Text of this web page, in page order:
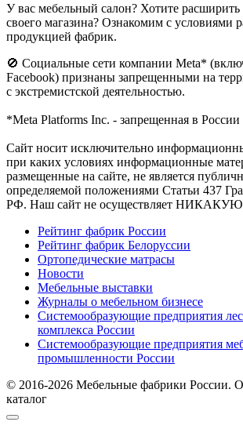
У вас мебельный салон? Хотите расширить
своего магазина? Ознакомим с условиями
продукцией фабрик.
🚫 Социальные сети компании Meta*
Facebook) признаны запрещенными на
с экстремистской деятельностью.
*Meta Platforms Inc. - запрещенная в России
Cайт носит исключительно
при каких условиях информационные
размещенные на сайте, не является
определяемой положениями Статьи 437
РФ. Наш сайт не осуществляет НИКАКУЮ
Рейтинг фабрик России
Рейтинг фабрик Белоруссии
Ортопедические матрасы
Новости
Мебельные выставки
Журналы о мебельном бизнесе
Системообразующие предприятия
комплекса России
Системообразующие предприятия
промышленности России
© 2016-2026 Мебельные фабрики России.
каталог